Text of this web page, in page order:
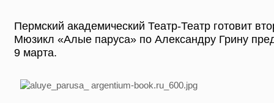
Пермский академический Театр-Театр готовит
Мюзикл «Алые паруса» по Александру Грину
9 марта.